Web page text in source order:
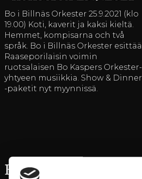
Bo i Billnäs Orkester 25.9.2021 (klo
19.00) Koti, kaverit ja kaksi kieltä.
Hemmet, kompisarna och två
språk. Bo i Billnäs Orkester esittää
Raaseporilaisin voimin
ruotsalaisen Bo Kaspers Orkester-
yhtyeen musiikkia. Show & Dinner
-paketit nyt myynnissä.
Billnäsin ruukin